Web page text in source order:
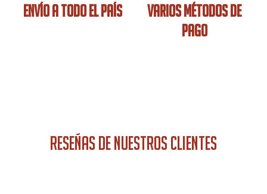
ENVÍO A TODO EL PAÍS
VARIOS MÉTODOS DE
PAGO
RESEÑAS DE NUESTROS CLIENTES